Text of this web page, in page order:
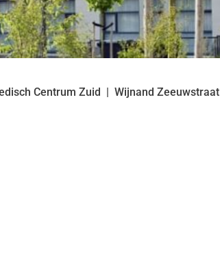
Centrum Zuid Wijnand Zeeuwstraat